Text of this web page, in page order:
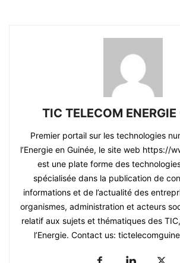
TIC TELECOM ENERGIE
Premier portail sur les technologies
l’Energie en Guinée, le site web https://
est une plate forme des
spécialisée dans la publication de
informations et de l’actualité des
organismes, administration et acteurs
relatif aux sujets et thématiques des
l’Energie. Contact us: